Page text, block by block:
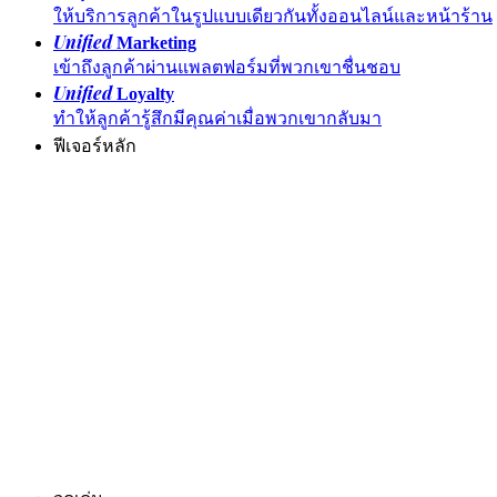
ให้บริการลูกค้าในรูปแบบเดียวกันทั้งออนไลน์และหน้าร้าน
UnifiedMarketing
เข้าถึงลูกค้าผ่านแพลตฟอร์มที่พวกเขาชื่นชอบ
UnifiedLoyalty
ทำให้ลูกค้ารู้สึกมีคุณค่าเมื่อพวกเขากลับมา
ฟีเจอร์หลัก